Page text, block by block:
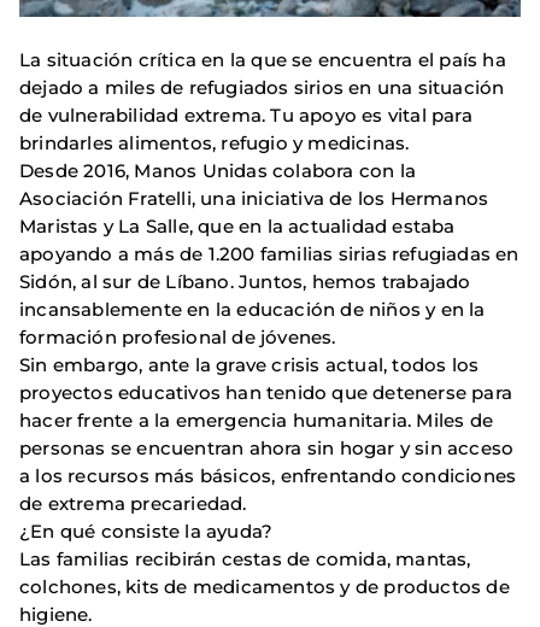
La situación crítica en la que se encuentra el país ha
dejado a miles de refugiados sirios en una situación
de vulnerabilidad extrema. Tu apoyo es vital para
brindarles alimentos, refugio y medicinas.
Desde 2016, Manos Unidas colabora con la
Asociación Fratelli, una iniciativa de los Hermanos
Maristas y La Salle, que en la actualidad estaba
apoyando a más de 1.200 familias sirias refugiadas en
Sidón, al sur de Líbano. Juntos, hemos trabajado
incansablemente en la educación de niños y en la
formación profesional de jóvenes.
Sin embargo, ante la grave crisis actual, todos los
proyectos educativos han tenido que detenerse para
hacer frente a la emergencia humanitaria. Miles de
personas se encuentran ahora sin hogar y sin acceso
a los recursos más básicos, enfrentando condiciones
de extrema precariedad.
¿En qué consiste la ayuda?
Las familias recibirán cestas de comida, mantas,
colchones, kits de medicamentos y de productos de
higiene.